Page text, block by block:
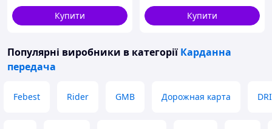
Купити
Купити
Популярні виробники в категорії Карданна
передача
Febest Rider GMB Дорожная карта